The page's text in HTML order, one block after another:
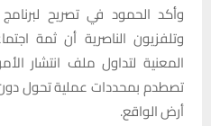
وأكد الحمود في تصريح لبرنامج
وتلفزيون الناصرية أن ثمة
المعنية لتداول ملف انتشار
تصطدم بمحددات عملية تحول
أرض الواقع.